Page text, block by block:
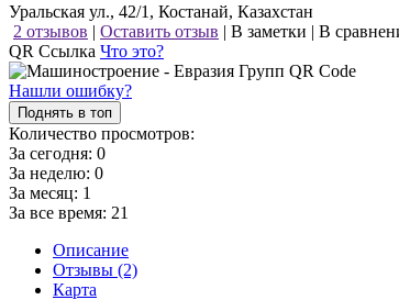
Уральская ул., 42/1, Костанай, Казахстан
2 отзывов | Оставить отзыв | В заметки | В
QR Ссылка Что это?
Нашли ошибку?
Поднять в топ
Количество просмотров:
За сегодня: 0
За неделю: 0
За месяц: 1
За все время: 21
Описание
Отзывы (2)
Карта